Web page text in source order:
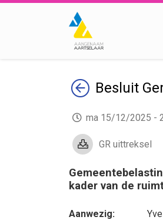
TerugBesluit
ma 15/12/2025 -
GR uittreksel
kader van de
Aanwezig: